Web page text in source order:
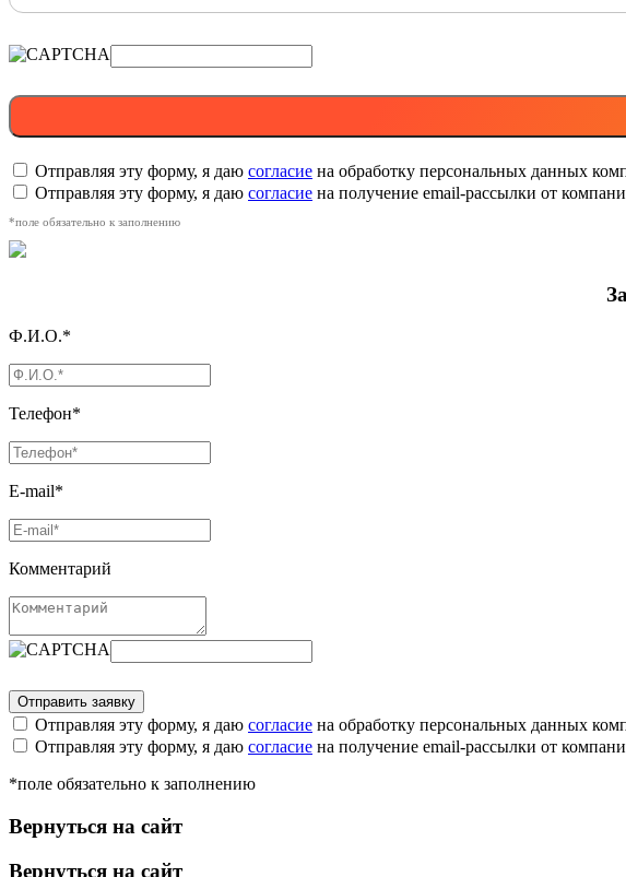
Отправляя эту форму, я даю согласие на обработку персональных данных
Отправляя эту форму, я даю согласие на получение email-рассылки от
*поле обязательно к заполнению
Ф.И.О.*
Телефон*
E-mail*
Комментарий
Отправляя эту форму, я даю согласие на обработку персональных данных
Отправляя эту форму, я даю согласие на получение email-рассылки от
*поле обязательно к заполнению
Вернуться на сайт
Вернуться на сайт